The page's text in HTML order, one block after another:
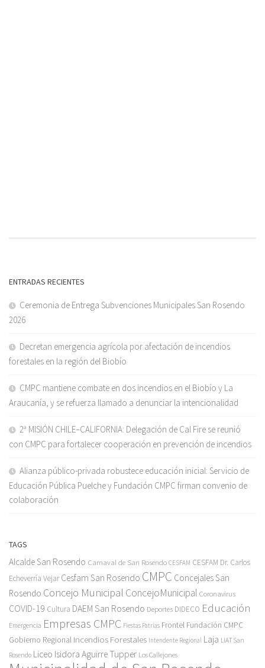
ENTRADAS RECIENTES
Ceremonia de Entrega Subvenciones Municipales San Rosendo
2026
Decretan emergencia agrícola por afectación de incendios
forestales en la región del Biobío
CMPC mantiene combate en dos incendios en el Biobío y La
Araucanía, y se refuerza llamado a denunciar la intencionalidad
2ª MISIÓN CHILE–CALIFORNIA: Delegación de Cal Fire se reunió
con CMPC para fortalecer cooperación en prevención de incendios
Alianza público-privada robustece educación inicial: Servicio de
Educación Pública Puelche y Fundación CMPC firman convenio de
colaboración
TAGS
Alcalde San Rosendo Carnaval de San Rosendo CESFAM CESFAM Dr. Carlos
Echeverría Vejar Cesfam San Rosendo CMPC Concejales San
Rosendo Concejo Municipal ConcejoMunicipal Coronavirus
COVID-19 Cultura DAEM San Rosendo Deportes DIDECO Educación
Emergencia Empresas CMPC Fiestas Patrias Frontel Fundación CMPC
Gobierno Regional Incendios Forestales Intendente Regional Laja LIAT San
Rosendo Liceo Isidora Aguirre Tupper Los Callejones